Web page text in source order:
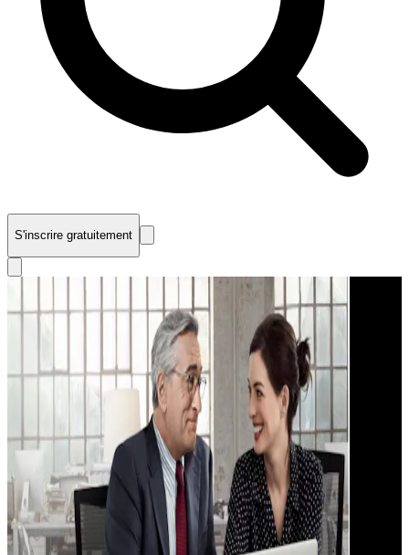
S'inscrire gratuitement